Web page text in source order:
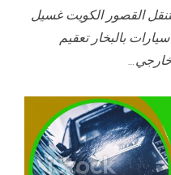
القصور الكويت غسيل
بالبخار تعقيم